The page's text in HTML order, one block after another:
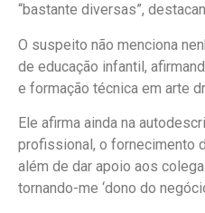
“bastante diversas”,
O suspeito não menciona
de educação infantil,
e formação técnica em arte
Ele afirma ainda na
profissional, o fornecimento
além de dar apoio aos
tornando-me ‘dono do